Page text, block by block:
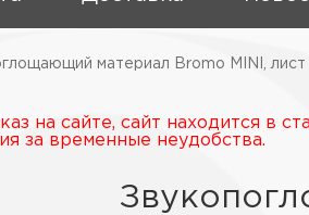
материал Bromo MINI,
на сайте, сайт находится в
за временные неудобства.